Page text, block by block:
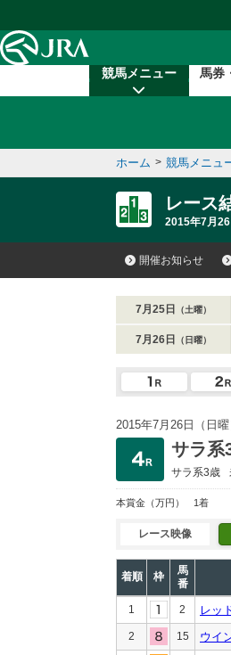
競馬メニュー 馬券
ホーム > 競馬メニュ
レース
2015年7月
開催お知らせ
7月25日 （土曜）
7月26日 （日曜）
2015年7月26日（日
サラ系
サラ系3歳
本賞金 （万円） 1着
レース映像
着順 枠
馬
番
1 2 レッ
2 15 ウイ